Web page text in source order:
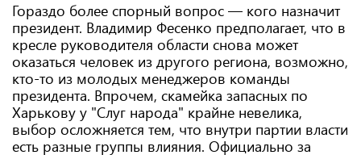
Гораздо более спорный вопрос — кого назначит
президент. Владимир Фесенко предполагает, что в
кресле руководителя области снова может
оказаться человек из другого региона, возможно,
кто-то из молодых менеджеров команды
президента. Впрочем, скамейка запасных по
Харькову у "Слуг народа" крайне невелика,
выбор осложняется тем, что внутри партии власти
есть разные группы влияния. Официально за